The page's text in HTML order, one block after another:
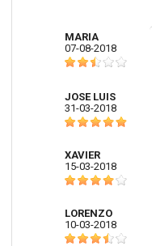
MARIA
07-08-2018
JOSE LUIS
31-03-2018
XAVIER
15-03-2018
LORENZO
10-03-2018